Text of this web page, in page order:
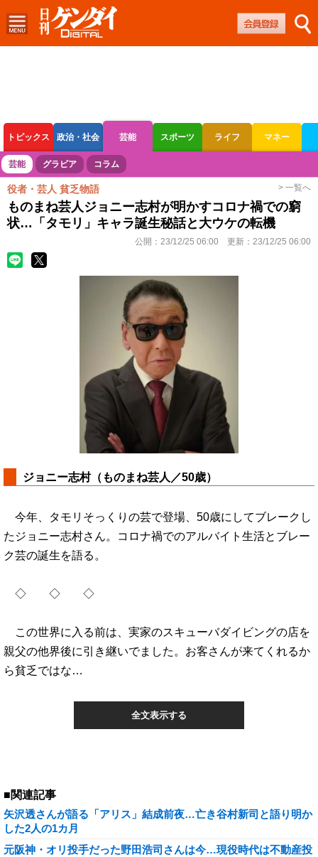
トピックス 政治・社会 芸能 スポーツ ライフ マネー
ボートレース 競輪 オートレース
芸能 グラビア コラム
役者・芸人 貧乏物語 > 一覧へ
ものまね芸人ジョニー志村が明かすコロナ禍での窮
状…「タモリ」キャラ誕生秘話と大ウケの転機
公開： 23/12/25 06:00 更新： 23/12/25 06:00
ジョニー志村（ものまね芸人／50歳）
今年、タモリそっくりの芸で登場、50歳にしてブレークし
たジョニー志村さん。コロナ禍でのアルバイト生活とブレー
ク芸の誕生を語る。
◇ ◇ ◇
この世界に入る前は、実家のスキューバダイビングの店を
親父の他界後に引き継いでました。お客さんが来てくれるか
ら貧乏ではな…
全文表示する
■関連記事
矢沢透さんが語る「アリス」結成前夜…亡き谷村新司と語り明か
した2人の1カ月
元阪神・オリ投手だった野田浩司さんは今…現役時代は不動産投